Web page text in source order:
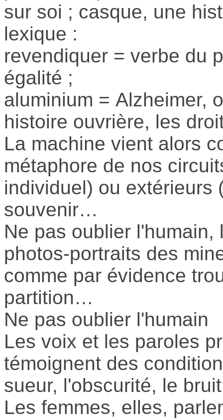
sur soi ; casque, une
lexique :
revendiquer = verbe du
égalité ;
aluminium = Alzheimer,
histoire ouvrière, les
La machine vient alors
métaphore de nos
individuel) ou extérieurs
souvenir…
Ne pas oublier
photos-portraits des
comme par évidence
partition…
Ne pas oublier l'humain
Les voix et les paroles
témoignent des
sueur, l'obscurité, le
Les femmes, elles,